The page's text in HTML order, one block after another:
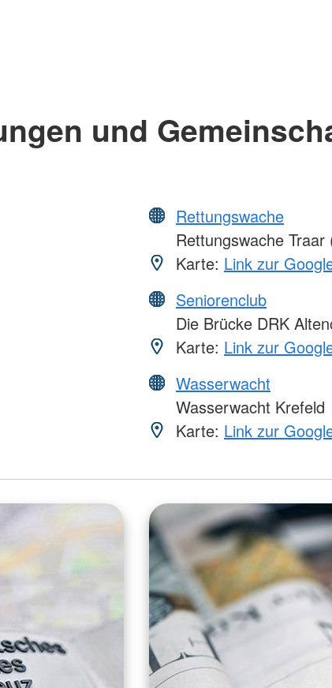
und
Rettungswache
Rettungswache Traar
Karte: Link zur
Seniorenclub
Die Brücke DRK
Karte: Link zur
Wasserwacht
Wasserwacht Krefeld
Karte: Link zur